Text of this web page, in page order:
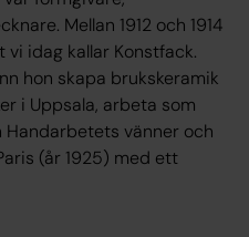
Mellan 1912 och 1914
idag kallar Konstfack.
hon skapa brukskeramik
i Uppsala, arbeta som
vänner och
(år 1925) med ett